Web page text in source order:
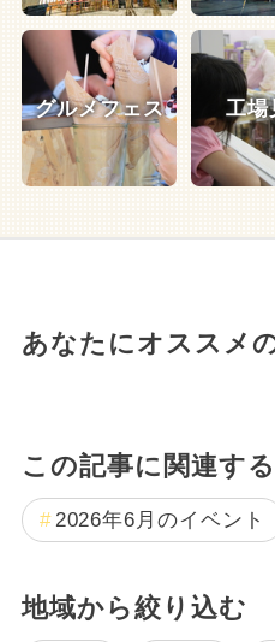
グルメフェス 工場
あなたにオススメ
この記事に関連す
2026年6月のイベント
地域から絞り込む